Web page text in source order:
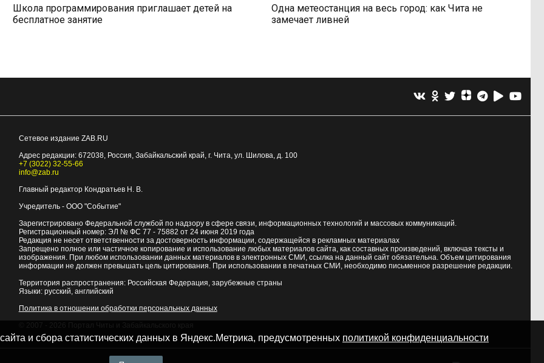
Школа программирования приглашает детей на
бесплатное занятие
Одна метеостанция на весь город: как Чита не
замечает ливней
Сетевое издание ZAB.RU
Адрес редакции: 672038, Россия, Забайкальский край, г. Чита, ул. Шилова, д. 100
+7 (3022) 32-55-66
info@zab.ru
Главный редактор Кондратьев Н. В.
Учредитель - ООО "Событие"
Зарегистрировано Федеральной службой по надзору в сфере связи, информационных технологий и массовых коммуникаций.
Регистрационный номер: ЭЛ № ФС 77 - 75882 от 24 июня 2019 года
Редакция не несет ответственности за достоверность информации, содержащейся в рекламных материалах
Запрещено полное или частичное копирование и использование любых материалов сайта, как составных произведений, включая тексты и
изображения. При любом использовании данных материалов в электронных СМИ, ссылка на данный сайт обязательна. Объем цитирования
информации не должен превышать цель цитирования. При использовании в печатных СМИ, необходимо письменное разрешение редакции.
Территория распространения: Российская Федерация, зарубежные страны
Языки: русский, английский
Политика в отношении обработки персональных данных
и сбора статистических данных в Яндекс.Метрика, предусмотренных политикой конфиденциальности